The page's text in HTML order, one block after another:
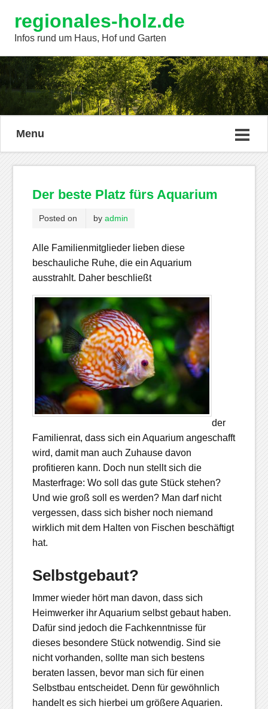
regionales-holz.de
Infos rund um Haus, Hof und Garten
Menu
Der beste Platz fürs Aquarium
Posted on by admin
Alle Familienmitglieder lieben diese
beschauliche Ruhe, die ein Aquarium
ausstrahlt. Daher beschließt
der
Familienrat, dass sich ein Aquarium angeschafft
wird, damit man auch Zuhause davon
profitieren kann. Doch nun stellt sich die
Masterfrage: Wo soll das gute Stück stehen?
Und wie groß soll es werden? Man darf nicht
vergessen, dass sich bisher noch niemand
wirklich mit dem Halten von Fischen beschäftigt
hat.
Selbstgebaut?
Immer wieder hört man davon, dass sich
Heimwerker ihr Aquarium selbst gebaut haben.
Dafür sind jedoch die Fachkenntnisse für
dieses besondere Stück notwendig. Sind sie
nicht vorhanden, sollte man sich bestens
beraten lassen, bevor man sich für einen
Selbstbau entscheidet. Denn für gewöhnlich
handelt es sich hierbei um größere Aquarien.